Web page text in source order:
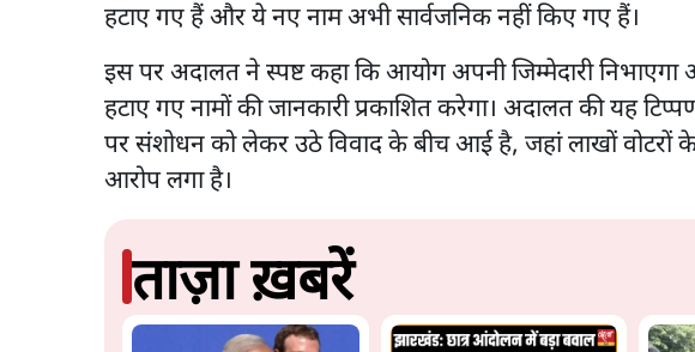
हटाए गए हैं और ये नए नाम अभी सार्वजनिक नहीं किए गए हैं।
इस पर अदालत ने स्पष्ट कहा कि आयोग अपनी जिम्मेदारी
हटाए गए नामों की जानकारी प्रकाशित करेगा। अदालत की यह
पर संशोधन को लेकर उठे विवाद के बीच आई है, जहां लाखों वोटरों
आरोप लगा है।
ताज़ा ख़बरें